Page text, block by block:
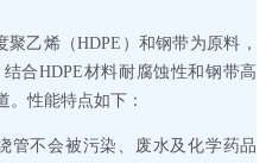
聚乙烯（HDPE）和钢带为原料，
合HDPE材料耐腐蚀性和钢带高
。性能特点如下：
管不会被污染、废水及化学药品